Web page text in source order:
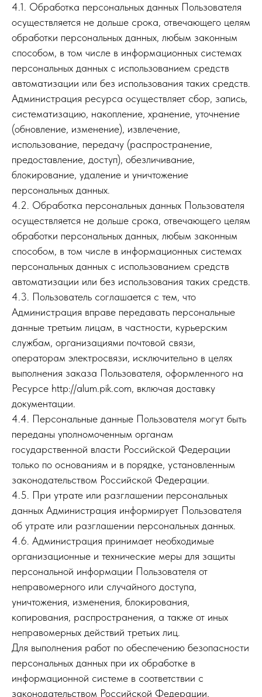
4.1. Обработка персональных данных Пользователя
осуществляется не дольше срока, отвечающего целям
обработки персональных данных, любым законным
способом, в том числе в информационных системах
персональных данных с использованием средств
автоматизации или без использования таких средств.
Администрация ресурса осуществляет сбор, запись,
систематизацию, накопление, хранение, уточнение
(обновление, изменение), извлечение,
использование, передачу (распространение,
предоставление, доступ), обезличивание,
блокирование, удаление и уничтожение
персональных данных.
4.2. Обработка персональных данных Пользователя
осуществляется не дольше срока, отвечающего целям
обработки персональных данных, любым законным
способом, в том числе в информационных системах
персональных данных с использованием средств
автоматизации или без использования таких средств.
4.3. Пользователь соглашается с тем, что
Администрация вправе передавать персональные
данные третьим лицам, в частности, курьерским
службам, организациями почтовой связи,
операторам электросвязи, исключительно в целях
выполнения заказа Пользователя, оформленного на
Ресурсе http://alum.pik.com, включая доставку
документации.
4.4. Персональные данные Пользователя могут быть
переданы уполномоченным органам
государственной власти Российской Федерации
только по основаниям и в порядке, установленным
законодательством Российской Федерации.
4.5. При утрате или разглашении персональных
данных Администрация информирует Пользователя
об утрате или разглашении персональных данных.
4.6. Администрация принимает необходимые
организационные и технические меры для защиты
персональной информации Пользователя от
неправомерного или случайного доступа,
уничтожения, изменения, блокирования,
копирования, распространения, а также от иных
неправомерных действий третьих лиц.
Для выполнения работ по обеспечению безопасности
персональных данных при их обработке в
информационной системе в соответствии с
законодательством Российской Федерации,